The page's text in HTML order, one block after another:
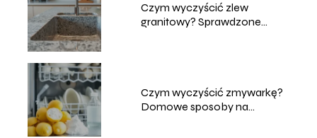
Czym wyczyścić zlew
granitowy? Sprawdzone
Czym wyczyścić zmywarkę?
Domowe sposoby na